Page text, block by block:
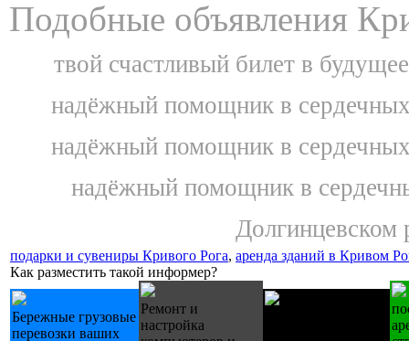
Подобные объявления
твой счастливый билет в
надёжный помощник в
надёжный помощник в
надёжный помощник в
Долгинцевском
подарки и сувениры Кривого Рога, аренда зданий в Кривом
Как разместить такой информер?
Бережные грузовые
перевозки ваших
Ремонт и
настройка